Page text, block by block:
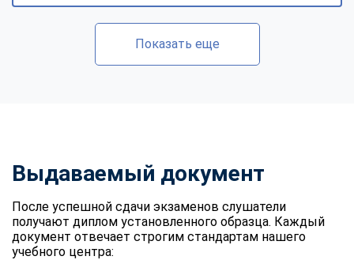
Показать еще
Выдаваемый документ
После успешной сдачи экзаменов слушатели
получают диплом установленного образца. Каждый
документ отвечает строгим стандартам нашего
учебного центра: